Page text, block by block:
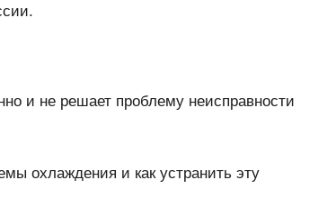
и не решает проблему неисправности
охлаждения и как устранить эту